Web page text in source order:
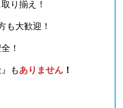
り揃え！
も大歓迎！
！
』もありません ！